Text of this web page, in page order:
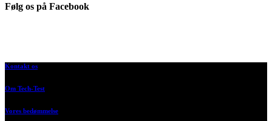
Følg os på Facebook
Kontakt os
Om Tech-Test
Vores bedømmelse